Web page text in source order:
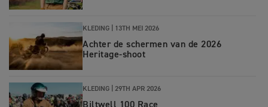
KLEDING | 13TH MEI 2026
Achter de schermen van de 2026
Heritage-shoot
KLEDING | 29TH APR 2026